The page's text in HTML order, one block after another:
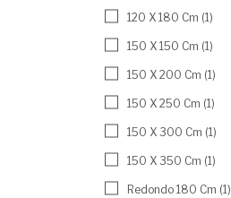
120 X 180 Cm (1)
150 X 150 Cm (1)
150 X 200 Cm (1)
150 X 250 Cm (1)
150 X 300 Cm (1)
150 X 350 Cm (1)
Redondo 180 Cm (1)